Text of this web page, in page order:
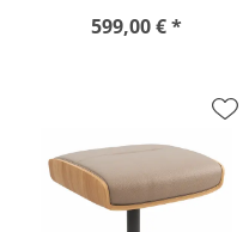
599,00 € *